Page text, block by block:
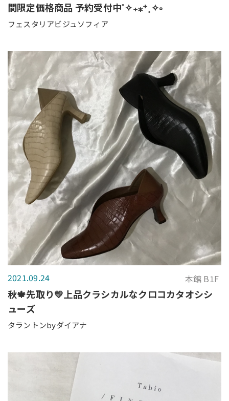
間限定価格商品 予約受付中˚✧₊⁎⁺˳✧༚
フェスタリアビジュソフィア
2021.09.24 本館 B1F
秋🍁先取り💛上品クラシカルなクロコカタオシシ
ューズ
タラントンbyダイアナ